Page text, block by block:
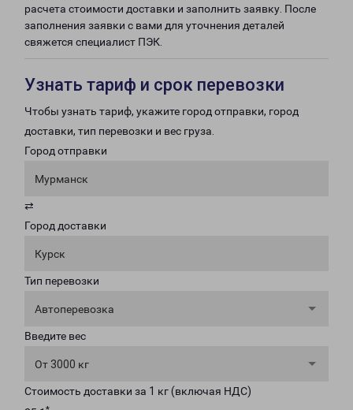
расчета стоимости доставки и заполнить заявку. После
заполнения заявки с вами для уточнения деталей
свяжется специалист ПЭК.
Узнать тариф и срок перевозки
Чтобы узнать тариф, укажите город отправки, город
доставки, тип перевозки и вес груза.
Город отправки
Мурманск
⇄
Город доставки
Курск
Тип перевозки
Автоперевозка
Введите вес
От 3000 кг
Стоимость доставки за 1 кг (включая НДС)